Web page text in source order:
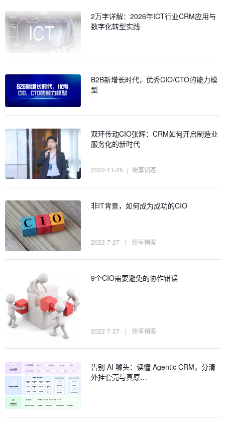
2万字详解：2026年ICT行业CRM应用与
数字化转型实践
B2B新增长时代，优秀CIO/CTO的能力模
型
双环传动CIO张辉：CRM如何开启制造业
服务化的新时代
2022-11-25 | 纷享销客
非IT背景，如何成为成功的CIO
2022-7-27 | 纷享销客
9个CIO需要避免的协作错误
2022-7-27 | 纷享销客
告别 AI 噱头：读懂 Agentic CRM，分清
外挂套壳与真原…